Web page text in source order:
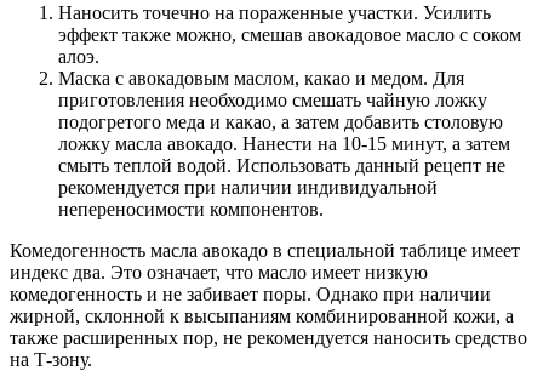
Наносить точечно на пораженные участки. Усилить
эффект также можно, смешав авокадовое масло с соком
алоэ.
Маска с авокадовым маслом, какао и медом. Для
приготовления необходимо смешать чайную ложку
подогретого меда и какао, а затем добавить столовую
ложку масла авокадо. Нанести на 10-15 минут, а затем
смыть теплой водой. Использовать данный рецепт не
рекомендуется при наличии индивидуальной
непереносимости компонентов.
Комедогенность масла авокадо в специальной таблице имеет
индекс два. Это означает, что масло имеет низкую
комедогенность и не забивает поры. Однако при наличии
жирной, склонной к высыпаниям комбинированной кожи, а
также расширенных пор, не рекомендуется наносить средство
на Т-зону.